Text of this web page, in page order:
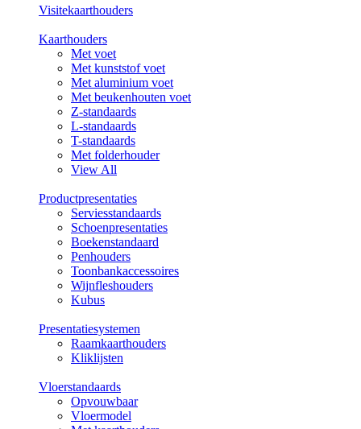
Visitekaarthouders
Kaarthouders
Met voet
Met kunststof voet
Met aluminium voet
Met beukenhouten voet
Z-standaards
L-standaards
T-standaards
Met folderhouder
View All
Productpresentaties
Serviesstandaards
Schoenpresentaties
Boekenstandaard
Penhouders
Toonbankaccessoires
Wijnfleshouders
Kubus
Presentatiesystemen
Raamkaarthouders
Kliklijsten
Vloerstandaards
Opvouwbaar
Vloermodel